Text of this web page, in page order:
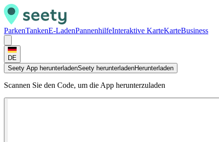
ParkenTankenE-LadenPannenhilfeInteraktive KarteKarteBusiness
DE
Seety App herunterladenSeety herunterladenHerunterladen
Scannen Sie den Code, um die App herunterzuladen